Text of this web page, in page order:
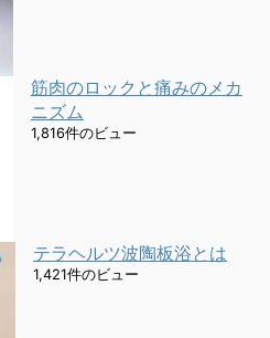
筋肉のロックと痛みのメカ
ニズム
1,816件のビュー
テラヘルツ波陶板浴とは
1,421件のビュー